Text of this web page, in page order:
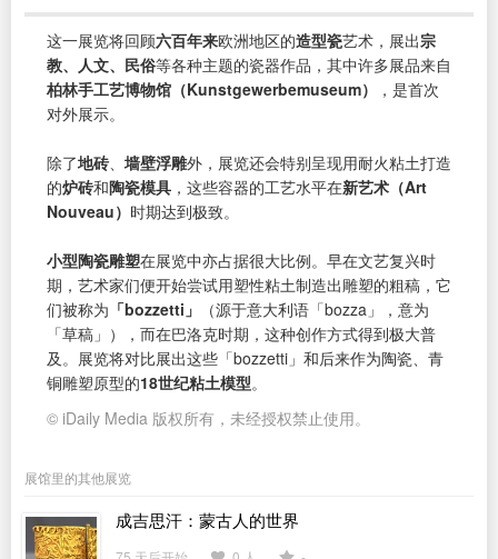
这一展览将回顾六百年来欧洲地区的造型瓷艺术，展出宗
教、人文、民俗等各种主题的瓷器作品，其中许多展品来自
柏林手工艺博物馆（Kunstgewerbemuseum）
，是首次
对外展示。
除了地砖 墙壁浮雕外，展览还会特别呈现用耐火粘土打造
的炉砖和陶瓷模具 ，这些容器的工艺水平在新艺术（Art
Nouveau） 时期达到极致。
小型陶瓷雕塑在展览中亦占据很大比例。早在文艺复兴时
期，艺术家们便开始尝试用塑性粘土制造出雕塑的粗稿，它
们被称为 「bozzetti」
（源于意大利语「bozza」，意为
「草稿」），而在巴洛克时期，这种创作方式得到极大普
及。展览将对比展出这些「bozzetti」和后来作为陶瓷、青
铜雕塑原型的18世纪粘土模型。
© iDaily Media 版权所有，未经授权禁止使用。
展馆里的其他展览
成吉思汗：蒙古人的世界